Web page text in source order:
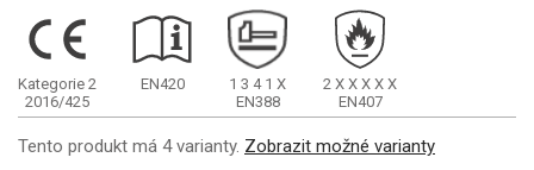
Kategorie 2
2016/425
EN420 1 3 4 1 X
EN388
2 X X X X X
EN407
Tento produkt má 4 varianty. Zobrazit možné varianty